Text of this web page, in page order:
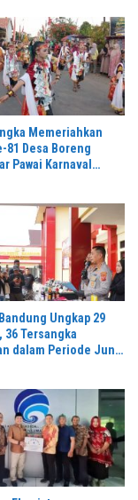
Memeriahkan
81 Desa Boreng
Pawai Karnaval
Ungkap 29
36 Tersangka
dalam Periode Juni-